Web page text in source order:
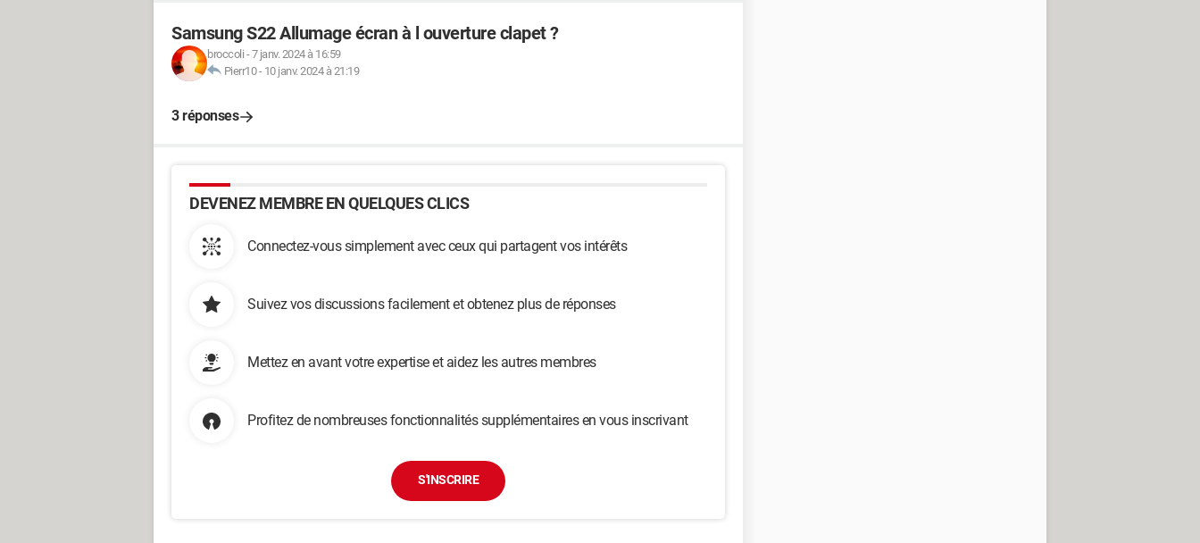
Samsung S22 Allumage écran à l ouverture clapet ?
broccoli -7 janv. 2024 à 16:59
Pierr10- 10 janv. 2024 à 21:19
3 réponses
DEVENEZ MEMBRE EN QUELQUES CLICS
Connectez-vous simplement avec ceux qui partagent vos intérêts
Suivez vos discussions facilement et obtenez plus de réponses
Mettez en avant votre expertise et aidez les autres membres
Profitez de nombreuses fonctionnalités supplémentaires en vous inscrivant
S'INSCRIRE